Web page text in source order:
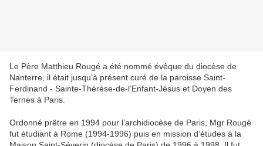
Le Père Matthieu Rougé a été nommé évêque du diocèse de
Nanterre, il était jusqu’à présent curé de la paroisse Saint-
Ferdinand - Sainte-Thérèse-de-l’Enfant-Jésus et Doyen des
Ternes à Paris.
Ordonné prêtre en 1994 pour l’archidiocèse de Paris, Mgr Rougé
fut étudiant à Rome (1994-1996) puis en mission d’études à la